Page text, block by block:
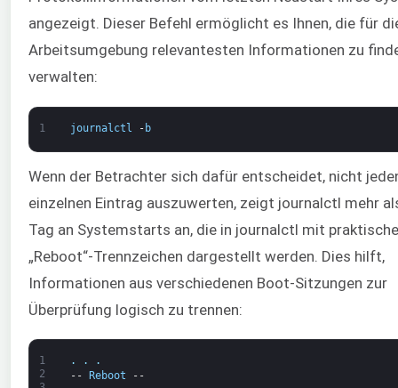
angezeigt. Dieser Befehl ermöglicht es Ihnen, die für
Arbeitsumgebung relevantesten Informationen zu
verwalten:
1 journalctl - b
Wenn der Betrachter sich dafür entscheidet, nicht
einzelnen Eintrag auszuwerten, zeigt journalctl mehr
Tag an Systemstarts an, die in journalctl mit
„Reboot“-Trennzeichen dargestellt werden. Dies hilft,
Informationen aus verschiedenen Boot-Sitzungen zur
Überprüfung logisch zu trennen:
1
2
. .
.
-- Reboot
--